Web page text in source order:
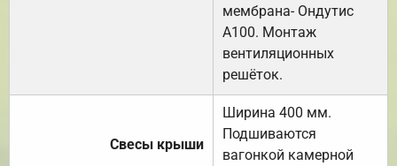
мембрана- Ондутис
А100. Монтаж
вентиляционных
решёток.
Свесы крыши
Ширина 400 мм.
Подшиваются
вагонкой камерной